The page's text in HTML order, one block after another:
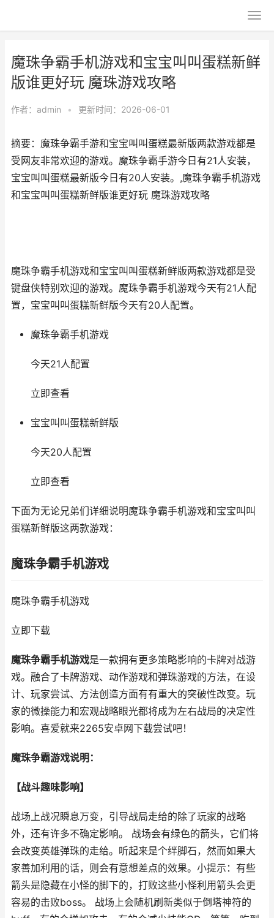
魔珠争霸手机游戏和宝宝叫叫蛋糕新鲜
版谁更好玩 魔珠游戏攻略
作者： admin • 更新时间：2026-06-01
摘要：魔珠争霸手游和宝宝叫叫蛋糕最新版两款游戏都是
受网友非常欢迎的游戏。魔珠争霸手游今日有21人安装，
宝宝叫叫蛋糕最新版今日有20人安装。,魔珠争霸手机游戏
和宝宝叫叫蛋糕新鲜版谁更好玩 魔珠游戏攻略
魔珠争霸手机游戏和宝宝叫叫蛋糕新鲜版两款游戏都是受
键盘侠特别欢迎的游戏。魔珠争霸手机游戏今天有21人配
置，宝宝叫叫蛋糕新鲜版今天有20人配置。
魔珠争霸手机游戏
今天21人配置
立即查看
宝宝叫叫蛋糕新鲜版
今天20人配置
立即查看
下面为无论兄弟们详细说明魔珠争霸手机游戏和宝宝叫叫
蛋糕新鲜版这两款游戏：
魔珠争霸手机游戏
魔珠争霸手机游戏
立即下载
魔珠争霸手机游戏是一款拥有更多策略影响的卡牌对战游
戏。融合了卡牌游戏、动作游戏和弹珠游戏的方法，在设
计、玩家尝试、方法创造方面有有重大的突破性改变。玩
家的微操能力和宏观战略眼光都将成为左右战局的决定性
影响。喜爱就来2265安卓网下载尝试吧！
魔珠争霸游戏说明：
【战斗趣味影响】
战场上战况瞬息万变，引导战局走给的除了玩家的战略
外，还有许多不确定影响。 战场会有绿色的箭头，它们将
会改变英雄弹珠的走给。听起来是个绊脚石，然而如果大
家善加利用的话，则会有意想差点的效果。小提示：有些
箭头是隐藏在小怪的脚下的，打败这些小怪利用箭头会更
容易的击败boss。 战场上会随机刷新类似于倒塔神符的